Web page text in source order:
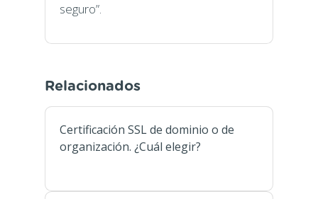
seguro”.
Relacionados
Certificación SSL de dominio o de
organización. ¿Cuál elegir?